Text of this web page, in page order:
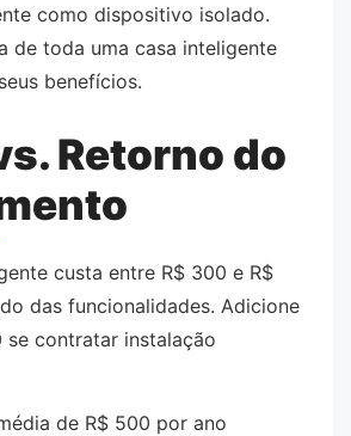
como dispositivo isolado.
de toda uma casa inteligente
benefícios.
Retorno do
custa entre R$ 300 e R$
das funcionalidades. Adicione
se contratar instalação
de R$ 500 por ano